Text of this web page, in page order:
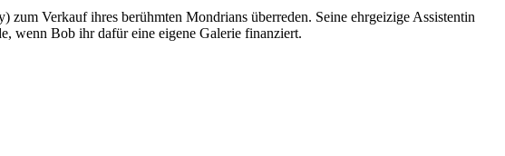
Verkauf ihres berühmten Mondrians überreden. Seine ehrgeizige Assistentin
wenn Bob ihr dafür eine eigene Galerie finanziert.